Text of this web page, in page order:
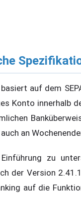
auf dem
Konto innerhalb
an
zu
der Version
auf die